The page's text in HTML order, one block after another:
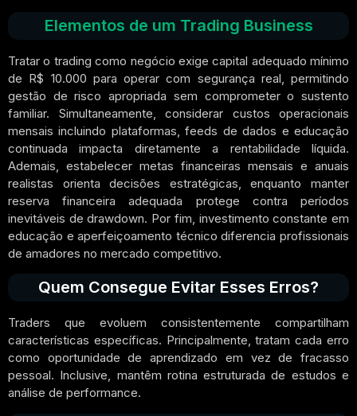
Elementos de um Trading Business
Tratar o trading como negócio exige capital adequado mínimo
de R$ 10.000 para operar com segurança real, permitindo
gestão de risco apropriada sem comprometer o sustento
familiar. Simultaneamente, considerar custos operacionais
mensais incluindo plataformas, feeds de dados e educação
continuada impacta diretamente a rentabilidade líquida.
Ademais, estabelecer metas financeiras mensais e anuais
realistas orienta decisões estratégicas, enquanto manter
reserva financeira adequada protege contra períodos
inevitáveis de drawdown. Por fim, investimento constante em
educação e aperfeiçoamento técnico diferencia profissionais
de amadores no mercado competitivo.
Quem Consegue Evitar Esses Erros?
Traders que evoluem consistentemente compartilham
características específicas. Principalmente, tratam cada erro
como oportunidade de aprendizado em vez de fracasso
pessoal. Inclusive, mantêm rotina estruturada de estudos e
análise de performance.